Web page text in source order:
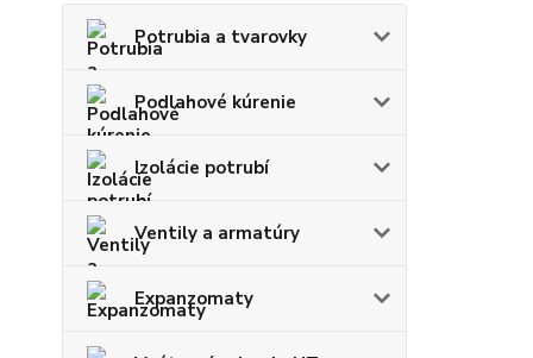
Potrubia a tvarovky
Podlahové kúrenie
Izolácie potrubí
Ventily a armatúry
Expanzomaty